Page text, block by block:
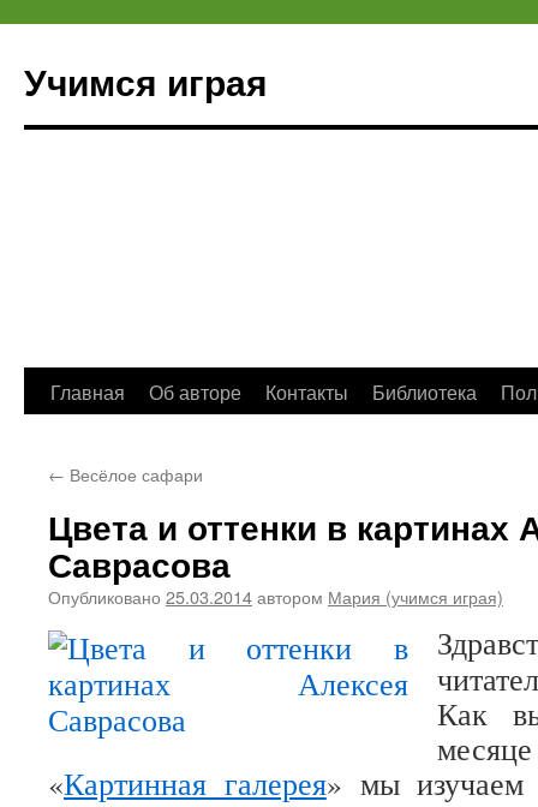
Учимся играя
Перейти
содержимому
Главная Об авторе Контакты Библиотека
← Весёлое сафари
Цвета и оттенки в картинах
Саврасова
Опубликовано 25.03.2014автором Мария (учимся играя)
Как
«Картинная галерея» мы изучаем